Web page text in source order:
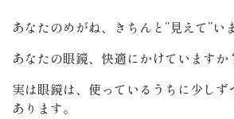
あなたのめがね、きちんと”見えて”い
あなたの眼鏡、快適にかけていますか
実は眼鏡は、使っているうちに少し
あります。